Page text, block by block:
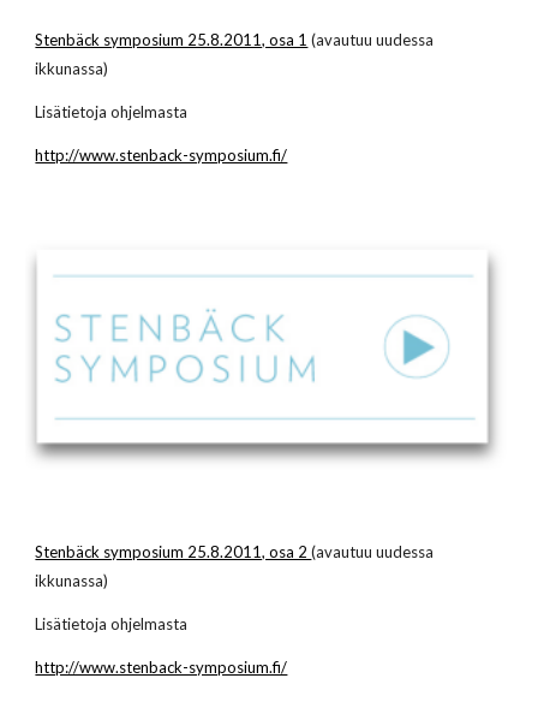
Stenbäck symposium 25.8.2011, osa 1 (avautuu uudessa
ikkunassa)
Lisätietoja ohjelmasta
http://www.stenback-symposium.fi/
Stenbäck symposium 25.8.2011, osa 2(avautuu uudessa
ikkunassa)
Lisätietoja ohjelmasta
http://www.stenback-symposium.fi/